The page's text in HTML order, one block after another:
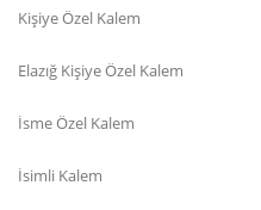
Kişiye Özel Kalem
Elazığ Kişiye Özel Kalem
İsme Özel Kalem
İsimli Kalem